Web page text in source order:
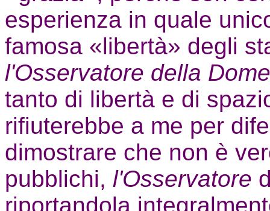
esperienza in quale
famosa «libertà» degli
l'Osservatore della
tanto di libertà e di
rifiuterebbe a me per
dimostrare che non è
pubblichi, l'Osservatore
riportandola